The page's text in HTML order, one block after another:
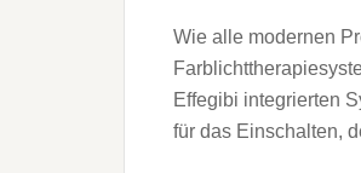
Wie alle modernen
Effegibi integrierten
für das Einschalten,